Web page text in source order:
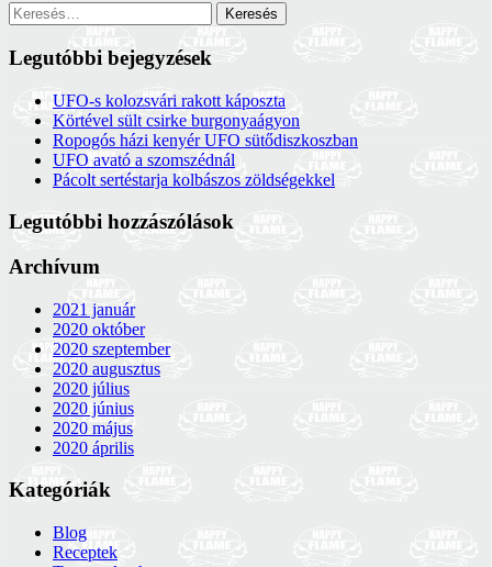
Keresés:
Legutóbbi bejegyzések
UFO-s kolozsvári rakott káposzta
Körtével sült csirke burgonyaágyon
Ropogós házi kenyér UFO sütődiszkoszban
UFO avató a szomszédnál
Pácolt sertéstarja kolbászos zöldségekkel
Legutóbbi hozzászólások
Archívum
2021 január
2020 október
2020 szeptember
2020 augusztus
2020 július
2020 június
2020 május
2020 április
Kategóriák
Blog
Receptek